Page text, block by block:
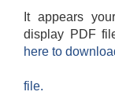
It appears
display PDF
here to
file.